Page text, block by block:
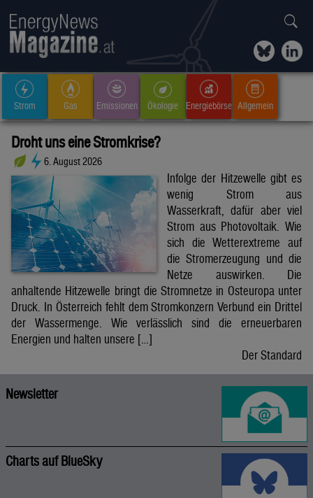
Strom Gas Emissionen Ökologie Energiebörse Allgemein
Droht uns eine Stromkrise?
6. August 2026
Infolge der Hitzewelle gibt es
wenig Strom aus
Wasserkraft, dafür aber viel
Strom aus Photovoltaik. Wie
sich die Wetterextreme auf
die Stromerzeugung und die
Netze auswirken. Die
anhaltende Hitzewelle bringt die Stromnetze in Osteuropa unter
Druck. In Österreich fehlt dem Stromkonzern Verbund ein Drittel
der Wassermenge. Wie verlässlich sind die erneuerbaren
Energien und halten unsere […]
Der Standard
Newsletter
Charts auf BlueSky